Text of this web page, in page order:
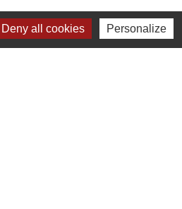
Deny all cookies Personalize